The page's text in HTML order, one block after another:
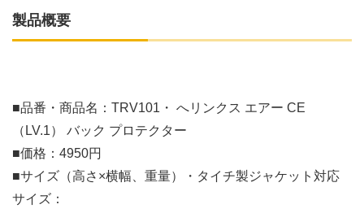
製品概要
■品番・商品名：TRV101・ へリンクス エアー CE
（LV.1） バック プロテクター
■価格：4950円
■サイズ（高さ×横幅、重量）・タイチ製ジャケット対応
サイズ：